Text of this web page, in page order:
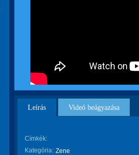
Leírás Videó beágyazása
Címkék:
Kategória: Zene